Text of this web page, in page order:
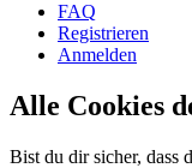
FAQ
Registrieren
Anmelden
Alle Cookies
Bist du dir sicher, dass